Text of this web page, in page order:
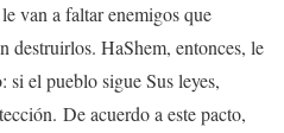
van a faltar enemigos que
destruirlos. HaShem, entonces, le
el pueblo sigue Sus leyes,
De acuerdo a este pacto,